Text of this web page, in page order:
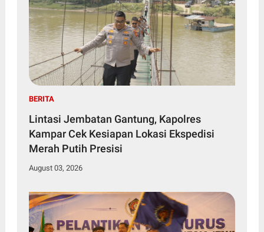
BERITA
Lintasi Jembatan Gantung, Kapolres
Kampar Cek Kesiapan Lokasi Ekspedisi
Merah Putih Presisi
August 03, 2026